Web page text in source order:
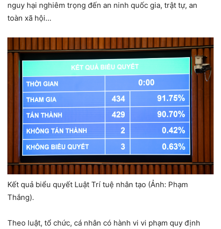
nguy hại nghiêm trọng đến an ninh quốc gia, trật tự, an
toàn xã hội…
Kết quả biểu quyết Luật Trí tuệ nhân tạo (Ảnh: Phạm
Thắng).
Theo luật, tổ chức, cá nhân có hành vi vi phạm quy định